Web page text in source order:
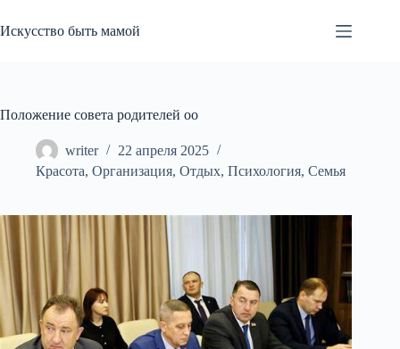
к
сути
Искусство быть мамой
Положение совета родителей оо
writer
22 апреля 2025
Красота, Организация, Отдых, Психология, Семья